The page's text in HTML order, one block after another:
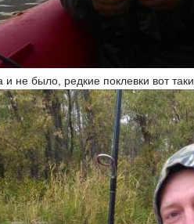
не было, редкие поклевки вот